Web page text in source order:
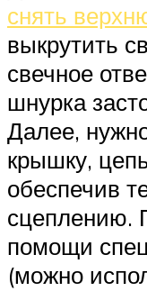
снять
выкрутить
свечное
шнурка
Далее,
крышку,
обеспечив
сцеплению.
помощи
(можно